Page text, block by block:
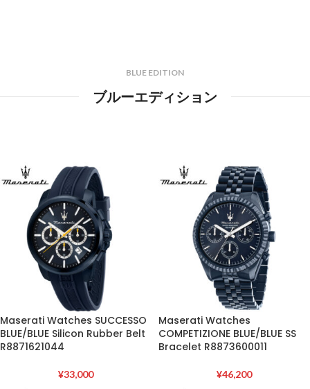
BLUE EDITION
ブルーエディション
Maserati Watches SUCCESSO
BLUE/BLUE Silicon Rubber Belt
R8871621044
¥33,000
Maserati Watches
COMPETIZIONE BLUE/BLUE SS
Bracelet R8873600011
¥46,200